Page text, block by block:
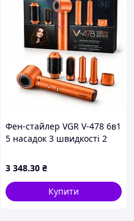
Фен-стайлер VGR V-478 6в1
5 насадок 3 швидкості 2
1400Вт Orange NQ-12
3 348.30 ₴
Купити